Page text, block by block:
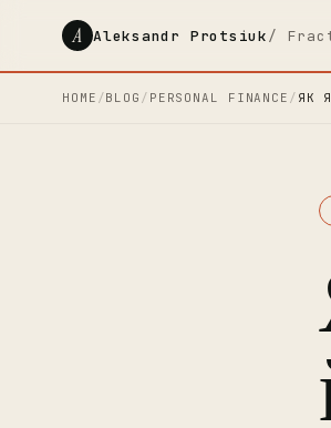
A Aleksandr Protsiuk/
HOME /BLOG / PERSONAL FINANCE / ЯК